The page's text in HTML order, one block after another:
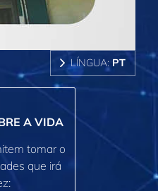
LÍNGUA: PT
A VIDA
tomar o
que irá